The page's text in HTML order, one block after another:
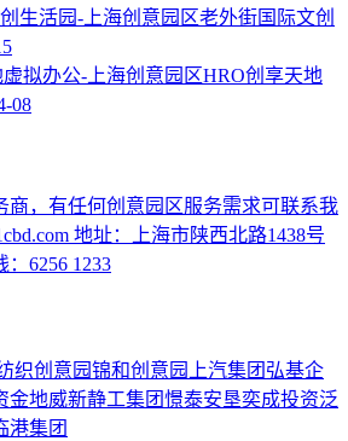
老外街国际文创
HRO创享天地
08
商，有任何创意园区服务需求可联系我
地址：上海市陕西北路1438号
：6256 1233
织创意园锦和创意园 上汽集团 弘基企
金地威新静工集团憬泰安垦奕成投资泛
港集团